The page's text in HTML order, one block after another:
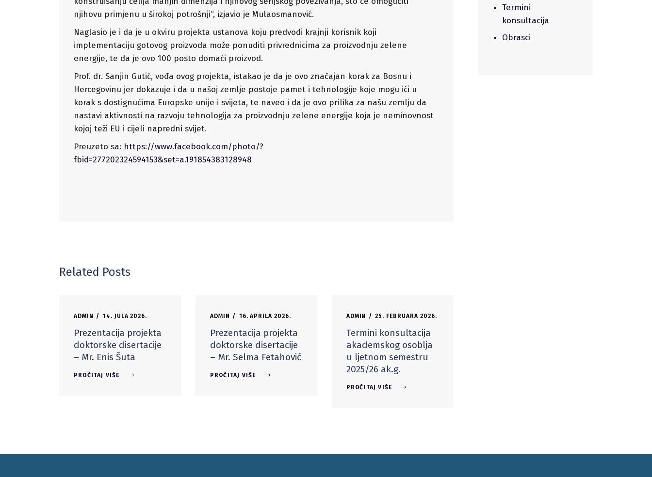
njihovu primjenu u širokoj potrošnji“, izjavio je Mulaosmanović.
Naglasio je i da je u okviru projekta ustanova koju predvodi krajnji korisnik koji
implementaciju gotovog proizvoda može ponuditi privrednicima za proizvodnju zelene
energije, te da je ovo 100 posto domaći proizvod.
Prof. dr. Sanjin Gutić, vođa ovog projekta, istakao je da je ovo značajan korak za Bosnu i
Hercegovinu jer dokazuje i da u našoj zemlje postoje pamet i tehnologije koje mogu ići u
korak s dostignućima Europske unije i svijeta, te naveo i da je ovo prilika za našu zemlju da
nastavi aktivnosti na razvoju tehnologija za proizvodnju zelene energije koja je neminovnost
kojoj teži EU i cijeli napredni svijet.
Preuzeto sa: https://www.facebook.com/photo/?
fbid=277202324594153&set=a.191854383128948
Related Posts
ADMIN 14. JULA 2026.
Prezentacija projekta
doktorske disertacije
– Mr. Enis Šuta
PROČITAJ VIŠE
ADMIN 16. APRILA 2026.
Prezentacija projekta
doktorske disertacije
– Mr. Selma Fetahović
PROČITAJ VIŠE
ADMIN 25. FEBRUARA 2026.
Termini konsultacija
akademskog osoblja
u ljetnom semestru
2025/26 ak.g.
PROČITAJ VIŠE
Termini
konsultacija
Obrasci